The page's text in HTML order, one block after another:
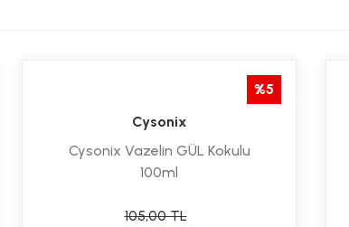
%5
Cysonix
Cysonix Vazelin GÜL Kokulu
100ml
105,00 TL